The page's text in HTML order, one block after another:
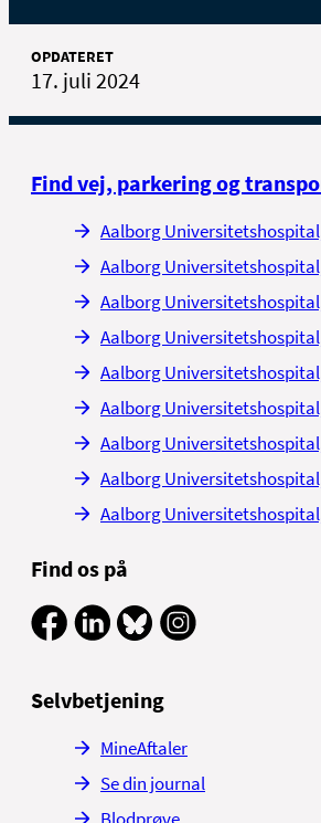
OPDATERET
17. juli 2024
Find vej, parkering og
Aalborg
Aalborg
Aalborg
Aalborg
Aalborg
Aalborg
Aalborg
Aalborg
Aalborg
Find os på
Selvbetjening
MineAftaler
Se din journal